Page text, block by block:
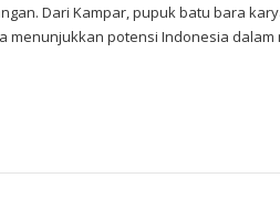
Dari Kampar, pupuk batu bara
menunjukkan potensi Indonesia